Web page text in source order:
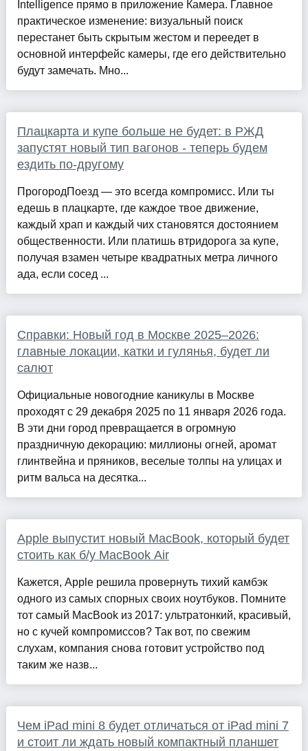
Intelligence прямо в приложение Камера. Главное
практическое изменение: визуальный поиск
перестанет быть скрытым жестом и переедет в
основной интерфейс камеры, где его действительно
будут замечать. Мно...
Плацкарта и купе больше не будет: в РЖД
запустят новый тип вагонов - теперь будем
ездить по-другому
ПрогородПоезд — это всегда компромисс. Или ты
едешь в плацкарте, где каждое твое движение,
каждый храп и каждый чих становятся достоянием
общественности. Или платишь втридорога за купе,
получая взамен четыре квадратных метра личного
ада, если сосед ...
Справки: Новый год в Москве 2025–2026:
главные локации, катки и гулянья, будет ли
салют
Официальные новогодние каникулы в Москве
проходят с 29 декабря 2025 по 11 января 2026 года.
В эти дни город превращается в огромную
праздничную декорацию: миллионы огней, аромат
глинтвейна и пряников, веселые толпы на улицах и
ритм вальса на десятка...
Apple выпустит новый MacBook, который будет
стоить как б/у MacBook Air
Кажется, Apple решила провернуть тихий камбэк
одного из самых спорных своих ноутбуков. Помните
тот самый MacBook из 2017: ультратонкий, красивый,
но с кучей компромиссов? Так вот, по свежим
слухам, компания снова готовит устройство под
таким же назв...
Чем iPad mini 8 будет отличаться от iPad mini 7
и стоит ли ждать новый компактный планшет